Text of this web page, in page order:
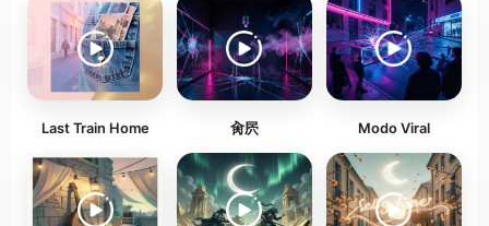
Last Train Home 肏屄 Modo Viral